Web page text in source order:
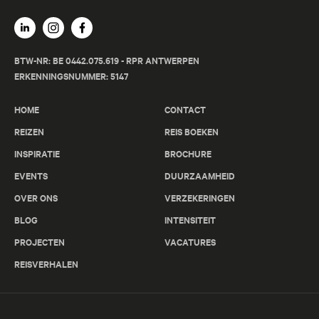
BTW-NR: BE 0442.075.619 - RPR ANTWERPEN
ERKENNINGSNUMMER: 5147
HOME
REIZEN
INSPIRATIE
EVENTS
OVER ONS
BLOG
PROJECTEN
REISVERHALEN
CONTACT
REIS BOEKEN
BROCHURE
DUURZAAMHEID
VERZEKERINGEN
INTENSITEIT
VACATURES